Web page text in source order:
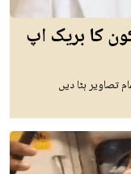
کا بریک اپ
تصاویر ہٹا دیں